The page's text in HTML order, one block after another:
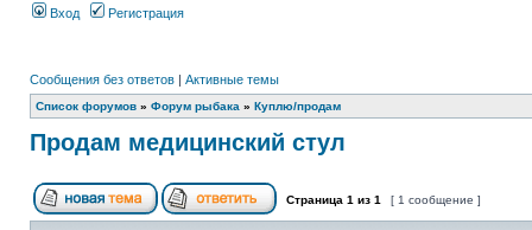
Вход Регистрация
Сообщения без ответов | Активные темы
Список форумов » Форум рыбака » Куплю/продам
Продам медицинский стул
Страница 1 из 1 [ 1 сообщение ]